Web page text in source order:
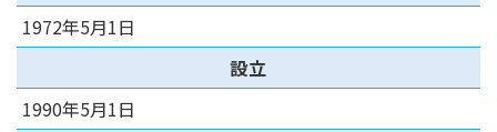
1972年5月1日
設立
1990年5月1日